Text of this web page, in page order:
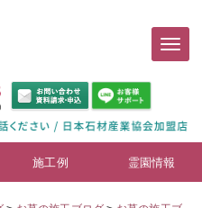
施工例 霊園情報